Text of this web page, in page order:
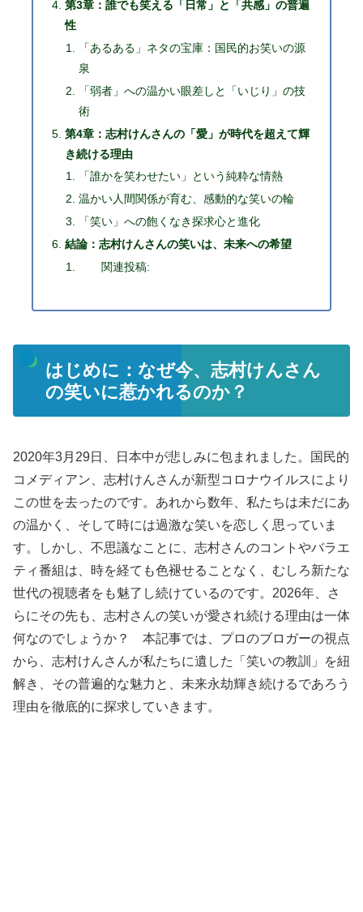
第3章：誰でも笑える「日常」と「共感」の普遍
性
「あるある」ネタの宝庫：国民的お笑いの源
泉
「弱者」への温かい眼差しと「いじり」の技
術
第4章：志村けんさんの「愛」が時代を超えて輝
き続ける理由
「誰かを笑わせたい」という純粋な情熱
温かい人間関係が育む、感動的な笑いの輪
「笑い」への飽くなき探求心と進化
結論：志村けんさんの笑いは、未来への希望
関連投稿:
はじめに：なぜ今、志村けんさん
の笑いに惹かれるのか？
2020年3月29日、日本中が悲しみに包まれました。国民的
コメディアン、志村けんさんが新型コロナウイルスにより
この世を去ったのです。あれから数年、私たちは未だにあ
の温かく、そして時には過激な笑いを恋しく思っていま
す。しかし、不思議なことに、志村さんのコントやバラエ
ティ番組は、時を経ても色褪せることなく、むしろ新たな
世代の視聴者をも魅了し続けているのです。2026年、さ
らにその先も、志村さんの笑いが愛され続ける理由は一体
何なのでしょうか？ 本記事では、プロのブロガーの視点
から、志村けんさんが私たちに遺した「笑いの教訓」を紐
解き、その普遍的な魅力と、未来永劫輝き続けるであろう
理由を徹底的に探求していきます。